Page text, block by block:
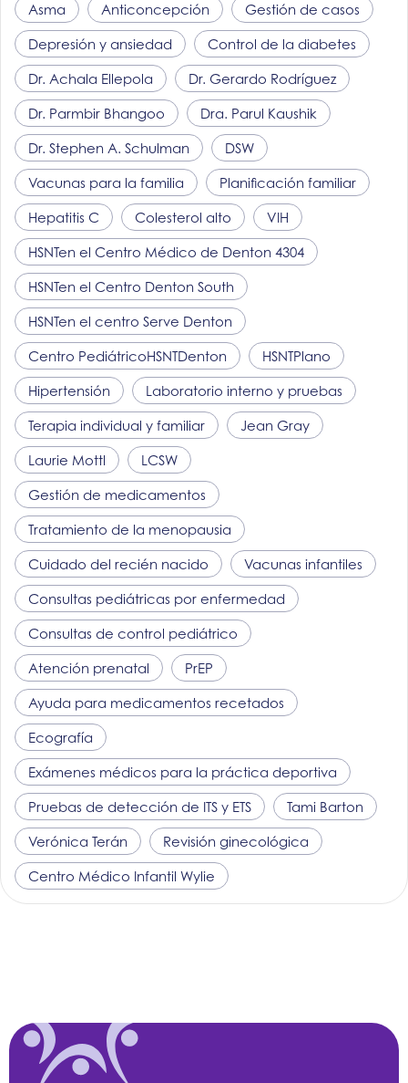
Asma Anticoncepción Gestión de casos
Depresión y ansiedad Control de la diabetes
Dr. Achala Ellepola Dr. Gerardo Rodríguez
Dr. Parmbir Bhangoo Dra. Parul Kaushik
Dr. Stephen A. Schulman DSW
Vacunas para la familia Planificación familiar
Hepatitis C Colesterol alto VIH
HSNTen el Centro Médico de Denton 4304
HSNTen el Centro Denton South
HSNTen el centro Serve Denton
Centro PediátricoHSNTDenton HSNTPlano
Hipertensión Laboratorio interno y pruebas
Terapia individual y familiar Jean Gray
Laurie Mottl LCSW
Gestión de medicamentos
Tratamiento de la menopausia
Cuidado del recién nacido Vacunas infantiles
Consultas pediátricas por enfermedad
Consultas de control pediátrico
Atención prenatal PrEP
Ayuda para medicamentos recetados
Ecografía
Exámenes médicos para la práctica deportiva
Pruebas de detección de ITS y ETS Tami Barton
Verónica Terán Revisión ginecológica
Centro Médico Infantil Wylie